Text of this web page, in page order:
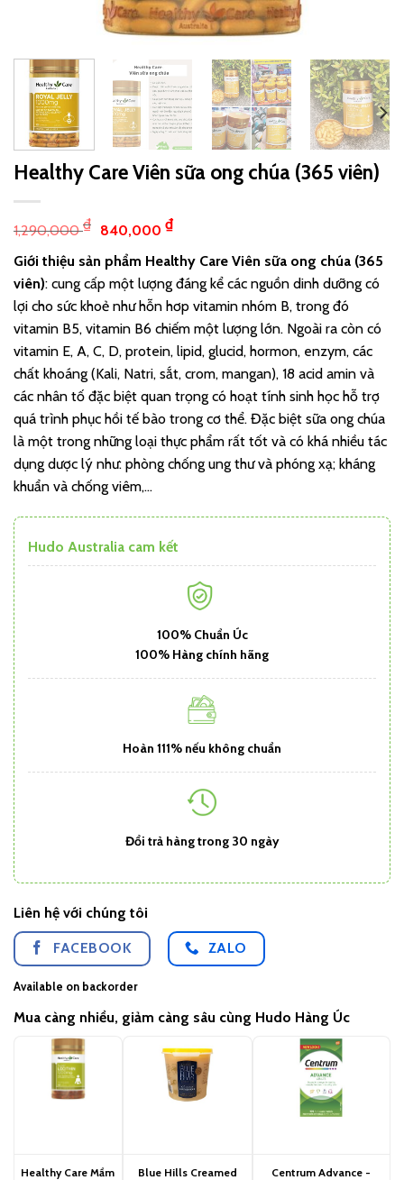
Healthy Care Viên sữa ong chúa (365 viên)
1,290,000₫ 840,000 ₫
Giới thiệu sản phẩm Healthy Care Viên sữa ong chúa (365
viên): cung cấp một lượng đáng kể các nguồn dinh dưỡng có
lợi cho sức khoẻ như hỗn hơp vitamin nhóm B, trong đó
vitamin B5, vitamin B6 chiếm một lượng lớn. Ngoài ra còn có
vitamin E, A, C, D, protein, lipid, glucid, hormon, enzym, các
chất khoáng (Kali, Natri, sắt, crom, mangan), 18 acid amin và
các nhân tố đặc biệt quan trọng có hoạt tính sinh học hỗ trợ
quá trình phục hồi tế bào trong cơ thể. Đặc biệt sữa ong chúa
là một trong những loại thực phẩm rất tốt và có khá nhiều tác
dụng dược lý như: phòng chống ung thư và phóng xạ; kháng
khuẩn và chống viêm,…
Hudo Australia cam kết
100% Chuẩn Úc
100% Hàng chính hãng
Hoàn 111% nếu không chuẩn
Đổi trả hàng trong 30 ngày
Liên hệ với chúng tôi
FACEBOOK ZALO
Available on backorder
Mua càng nhiều, giảm càng sâu cùng Hudo Hàng Úc
Healthy Care Mầm
Blue Hills Creamed
Centrum Advance -